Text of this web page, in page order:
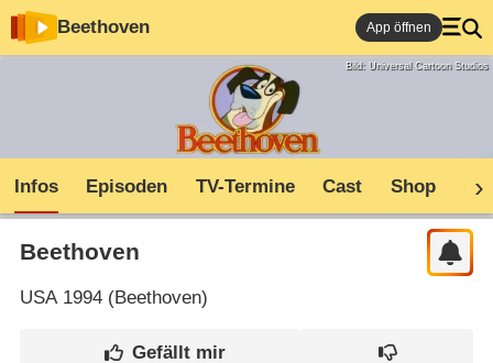
Beethoven App öffnen
Bild: Universal Cartoon Studios
Infos Episoden TV-Termine Cast Shop
Beethoven
USA1994 (Beethoven)